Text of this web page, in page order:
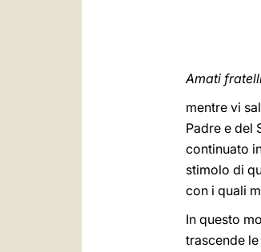
Amati
mentre vi
Padre e del
continuato
stimolo di
con i quali
In questo
trascende